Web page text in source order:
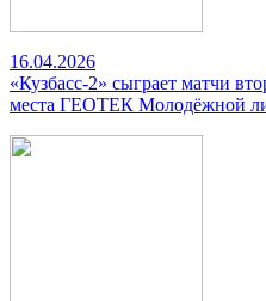
16.04.2026
«Кузбасс-2» сыграет матчи
места ГЕОТЕК Молодёжной